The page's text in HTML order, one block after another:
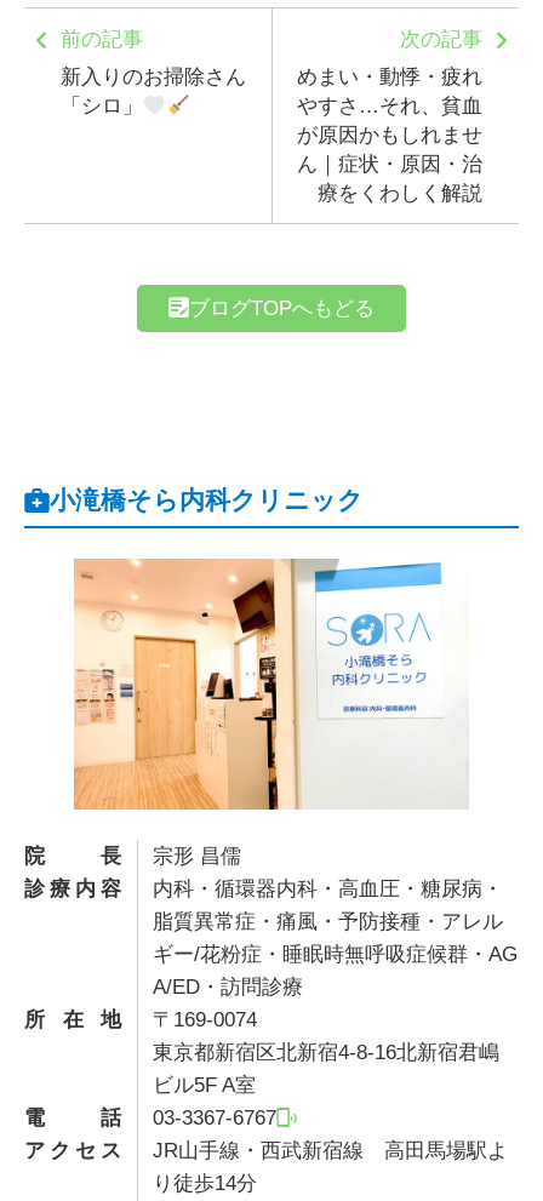
前の記事
新入りのお掃除さん
「シロ」
次の記事
めまい・動悸・疲れ
やすさ…それ、貧血
が原因かもしれませ
ん｜症状・原因・治
療をくわしく解説
ブログTOPへもどる
小滝橋そら内科クリニック
院長
宗形 昌儒
診療内容
内科・循環器内科・高血圧・糖尿病・
脂質異常症・痛風・予防接種・アレル
ギー/花粉症・睡眠時無呼吸症候群・AG
A/ED・訪問診療
所在地
〒169-0074
東京都新宿区北新宿4-8-16北新宿君嶋
ビル5F A室
電話
03-3367-6767
アクセス
JR山手線・西武新宿線 高田馬場駅よ
り徒歩14分